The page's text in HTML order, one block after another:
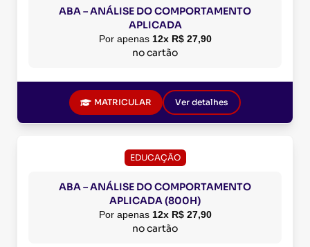
ABA – ANÁLISE DO COMPORTAMENTO
APLICADA
Por apenas 12x R$ 27,90
no cartão
MATRICULAR Ver detalhes
EDUCAÇÃO
ABA – ANÁLISE DO COMPORTAMENTO
APLICADA (800H)
Por apenas 12x R$ 27,90
no cartão